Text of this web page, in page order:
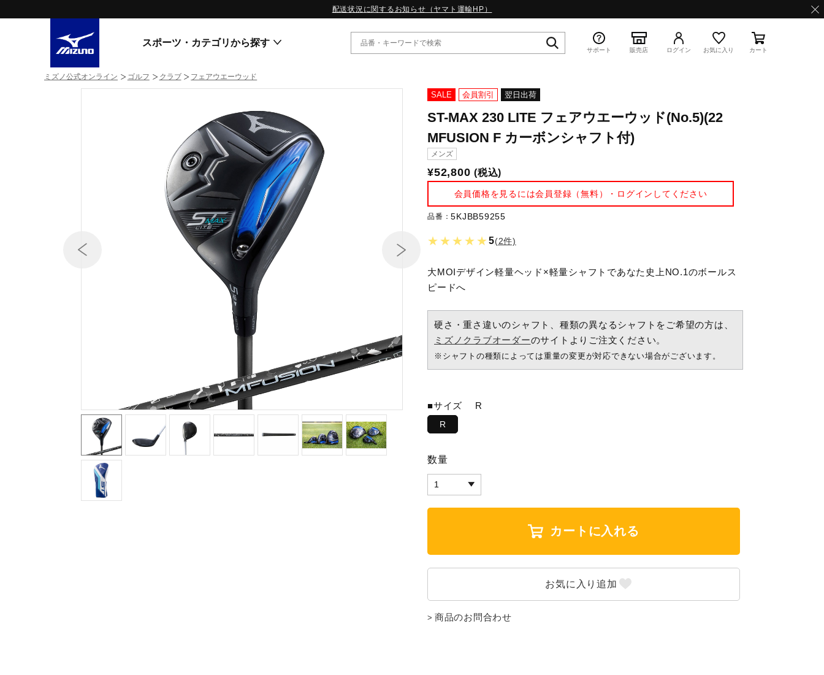
配送状況に関するお知らせ（ヤマト運輸HP）
スポーツ・カテゴリから探す
スニーカー
ウィンタースポーツ
ウォーキングシューズ
ライフスタイルグッズ
すべてのシリーズ
WAVE PROPHECY
MORELIA LS
WAVE RIDER
MXR
ゴアテックス
コラボレーション
その他シリーズ
WP13.2｜特集
MORELIA LS｜特集
W.PROPHECY1｜特集
WP MAGIC MITA｜特集
WP STRAP｜特集
スペシャルカラーパック｜特集
WP STRAP 2｜特集
マーガレット・ハウエル｜特集
KICKS & ECHO｜特集
スニーカー商品をすべて見る
特集
サポート 販売店 ログイン お気に入り カート
ミズノ公式オンライン ゴルフ クラブ フェアウエーウッド
SALE 会員割引 翌日出荷
ST-MAX 230 LITE フェアウエーウッド(No.5)(22
MFUSION F カーボンシャフト付)
メンズ
¥52,800 (税込)
会員価格を見るには会員登録（無料）・ログインしてください
品番：5KJBB59255
★★★★★5(2件)
大MOIデザイン軽量ヘッド×軽量シャフトであなた史上NO.1のボールス
ピードへ
硬さ・重さ違いのシャフト、種類の異なるシャフトをご希望の方は、
ミズノクラブオーダーのサイトよりご注文ください。
※シャフトの種類によっては重量の変更が対応できない場合がございます。
■サイズ R
R
数量
カートに入れる
商品のお問合わせ